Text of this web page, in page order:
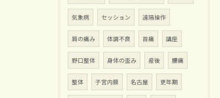
気象病 セッション 遠隔操作
肩の痛み 体調不良 首痛 講座
野口整体 身体の歪み 産後 腰痛
整体 子宮内膜 名古屋 更年期